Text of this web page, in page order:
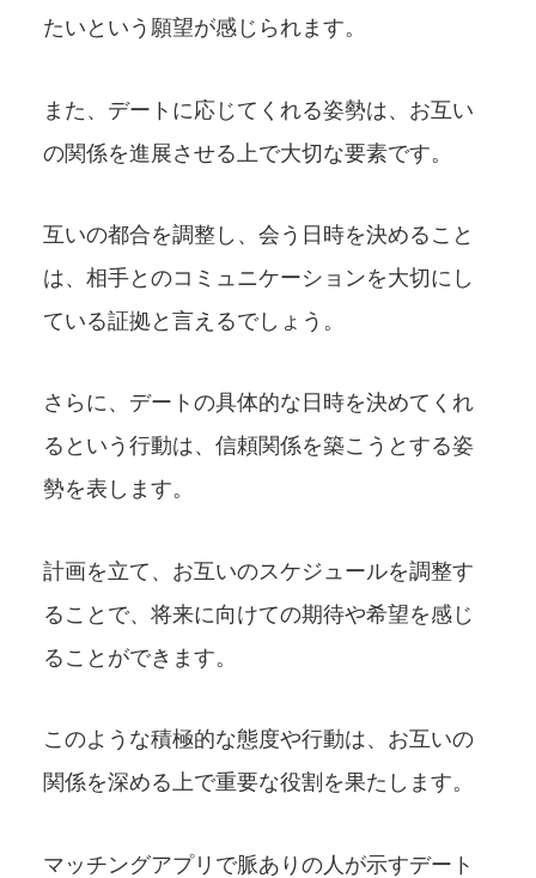
たいという願望が感じられます。
また、デートに応じてくれる姿勢は、お互い
の関係を進展させる上で大切な要素です。
互いの都合を調整し、会う日時を決めること
は、相手とのコミュニケーションを大切にし
ている証拠と言えるでしょう。
さらに、デートの具体的な日時を決めてくれ
るという行動は、信頼関係を築こうとする姿
勢を表します。
計画を立て、お互いのスケジュールを調整す
ることで、将来に向けての期待や希望を感じ
ることができます。
このような積極的な態度や行動は、お互いの
関係を深める上で重要な役割を果たします。
マッチングアプリで脈ありの人が示すデート